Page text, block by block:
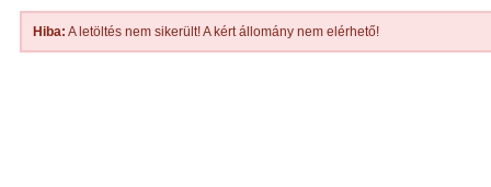
Hiba: A letöltés nem sikerült! A kért állomány nem elérhető!